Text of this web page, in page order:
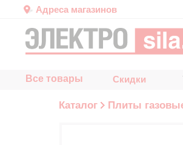
Адреса магазинов
Все товары Скидки
Каталог Плиты